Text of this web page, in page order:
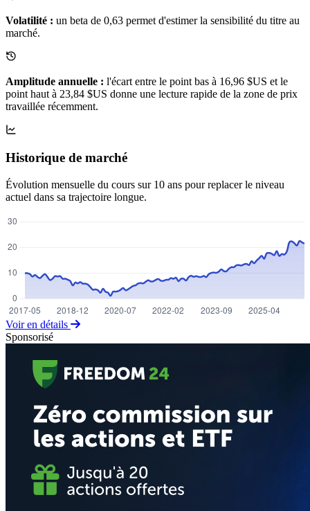
Volatilité : un beta de 0,63 permet d'estimer la sensibilité du titre au
marché.
Amplitude annuelle : l'écart entre le point bas à 16,96 $US et le
point haut à 23,84 $US donne une lecture rapide de la zone de prix
travaillée récemment.
Historique de marché
Évolution mensuelle du cours sur 10 ans pour replacer le niveau
actuel dans sa trajectoire longue.
Voir en détails
Sponsorisé